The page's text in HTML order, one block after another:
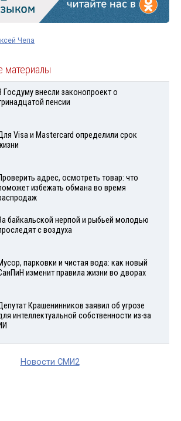
Чепа
Госдуму внесли законопроект о
пенсии
Visа и Mastercard определили срок
адрес, осмотреть товар: что
избежать обмана во время
байкальской нерпой и рыбьей молодью
с воздуха
парковки и чистая вода: как новый
изменит правила жизни во дворах
Крашенинников заявил об угрозе
интеллектуальной собственности из-за
Новости СМИ2